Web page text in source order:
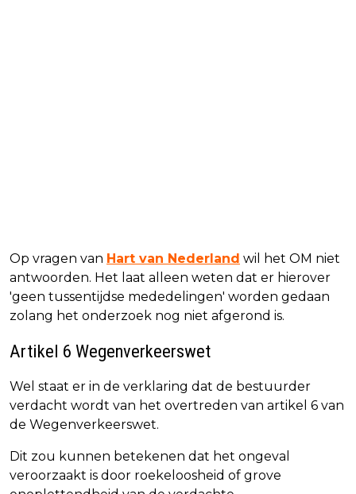
Op vragen van Hart van Nederland wil het OM niet
antwoorden. Het laat alleen weten dat er hierover
'geen tussentijdse mededelingen' worden gedaan
zolang het onderzoek nog niet afgerond is.
Artikel 6 Wegenverkeerswet
Wel staat er in de verklaring dat de bestuurder
verdacht wordt van het overtreden van artikel 6 van
de Wegenverkeerswet.
Dit zou kunnen betekenen dat het ongeval
veroorzaakt is door roekeloosheid of grove